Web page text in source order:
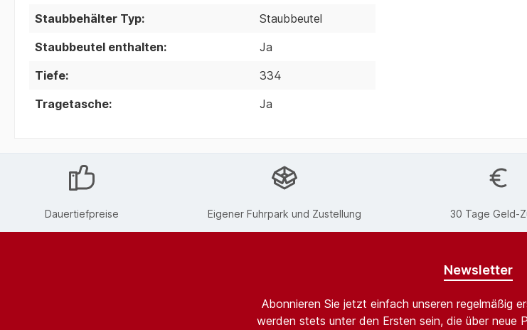
Staubbehälter Typ:
Staubbeutel
Staubbeutel enthalten:
Ja
Tiefe:
334
Tragetasche:
Ja
Dauertiefpreise Eigener Fuhrpark und Zustellung 30 Tage Geld-
Newsletter
Abonnieren Sie jetzt einfach unseren regelmäßig
werden stets unter den Ersten sein, die über neue